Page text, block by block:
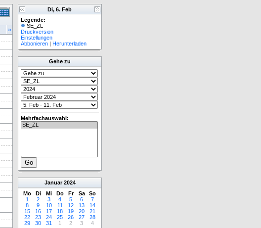
»
Di, 6. Feb
Legende:
SE_ZL
Druckversion
Einstellungen
Abbonieren | Herunterladen
Gehe zu
Mehrfachauswahl:
Januar 2024
Mo
Di Mi Do Fr Sa
So
1
2 3 4 5 6
7
8
9 10 11 12 13
14
15
16 17 18 19 20
21
22
23 24 25 26 27
28
29
30 31 1 2 3 4